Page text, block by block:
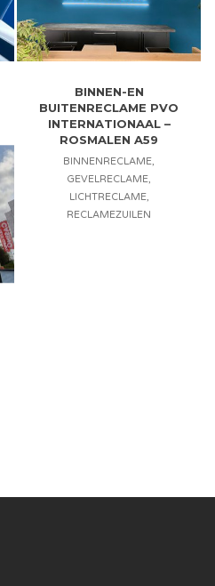
BINNEN-EN
BUITENRECLAME PVO
INTERNATIONAAL –
ROSMALEN A59
BINNENRECLAME,
GEVELRECLAME,
LICHTRECLAME,
RECLAMEZUILEN